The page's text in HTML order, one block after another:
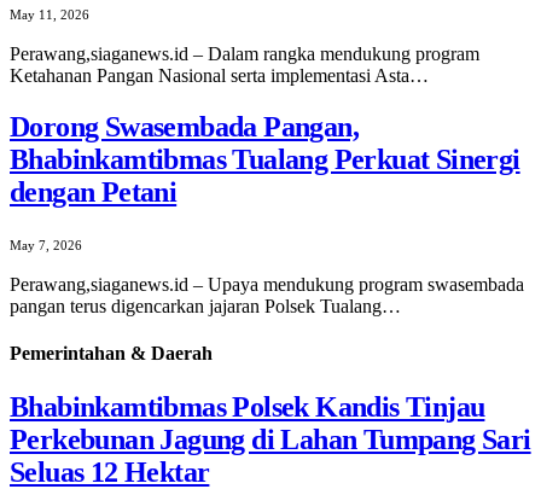
May 11, 2026
Perawang,siaganews.id – Dalam rangka mendukung program
Ketahanan Pangan Nasional serta implementasi Asta…
Dorong Swasembada Pangan,
Bhabinkamtibmas Tualang Perkuat Sinergi
dengan Petani
May 7, 2026
Perawang,siaganews.id – Upaya mendukung program swasembada
pangan terus digencarkan jajaran Polsek Tualang…
Pemerintahan & Daerah
Bhabinkamtibmas Polsek Kandis Tinjau
Perkebunan Jagung di Lahan Tumpang Sari
Seluas 12 Hektar